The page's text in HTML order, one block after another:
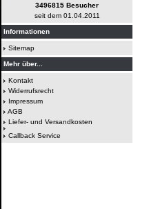
3496815 Besucher
seit dem 01.04.2011
Informationen
Sitemap
Mehr über...
Kontakt
Widerrufsrecht
Impressum
AGB
Liefer- und Versandkosten
Callback Service